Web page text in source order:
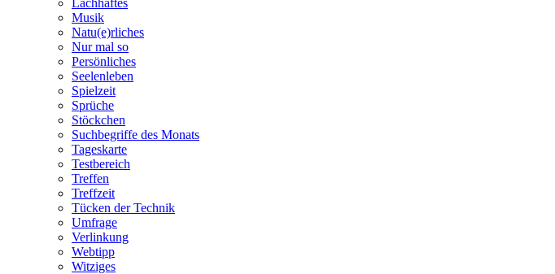
Musik
Natu(e)rliches
Nur mal so
Persönliches
Seelenleben
Spielzeit
Sprüche
Stöckchen
Suchbegriffe des Monats
Tageskarte
Testbereich
Treffen
Treffzeit
Tücken der Technik
Umfrage
Verlinkung
Webtipp
Witziges